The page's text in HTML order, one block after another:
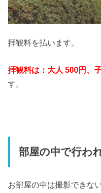
拝観料を払います。
拝観料は：大人 500円、
す。
部屋の中で行わ
お部屋の中は撮影できな